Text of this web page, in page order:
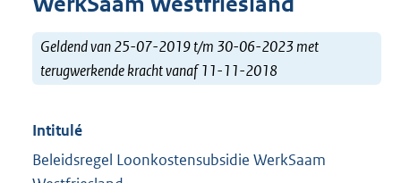
Geldend van 25-07-2019 t/m 30-06-2023 met
terugwerkende kracht vanaf 11-11-2018
Intitulé
Beleidsregel Loonkostensubsidie WerkSaam